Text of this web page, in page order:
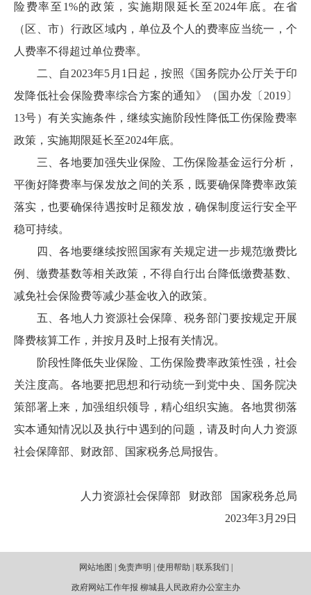
险费率至1%的政策，实施期限延长至2024年底。在省
（区、市）行政区域内，单位及个人的费率应当统一，个
人费率不得超过单位费率。
二、自2023年5月1日起，按照《国务院办公厅关于印
发降低社会保险费率综合方案的通知》（国办发〔2019〕
13号）有关实施条件，继续实施阶段性降低工伤保险费率
政策，实施期限延长至2024年底。
三、各地要加强失业保险、工伤保险基金运行分析，
平衡好降费率与保发放之间的关系，既要确保降费率政策
落实，也要确保待遇按时足额发放，确保制度运行安全平
稳可持续。
四、各地要继续按照国家有关规定进一步规范缴费比
例、缴费基数等相关政策，不得自行出台降低缴费基数、
减免社会保险费等减少基金收入的政策。
五、各地人力资源社会保障、税务部门要按规定开展
降费核算工作，并按月及时上报有关情况。
阶段性降低失业保险、工伤保险费率政策性强，社会
关注度高。各地要把思想和行动统一到党中央、国务院决
策部署上来，加强组织领导，精心组织实施。各地贯彻落
实本通知情况以及执行中遇到的问题，请及时向人力资源
社会保障部、财政部、国家税务总局报告。
人力资源社会保障部 财政部 国家税务总局
2023年3月29日
网站地图 | 免责声明 | 使用帮助 | 联系我们 |
政府网站工作年报 柳城县人民政府办公室主办